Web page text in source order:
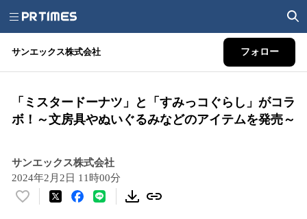
サンエックス株式会社 フォロー
「ミスタードーナツ」と「すみっコぐらし」がコラ
ボ！～文房具やぬいぐるみなどのアイテムを発売～
サンエックス株式会社
2024年2月2日 11時00分
い